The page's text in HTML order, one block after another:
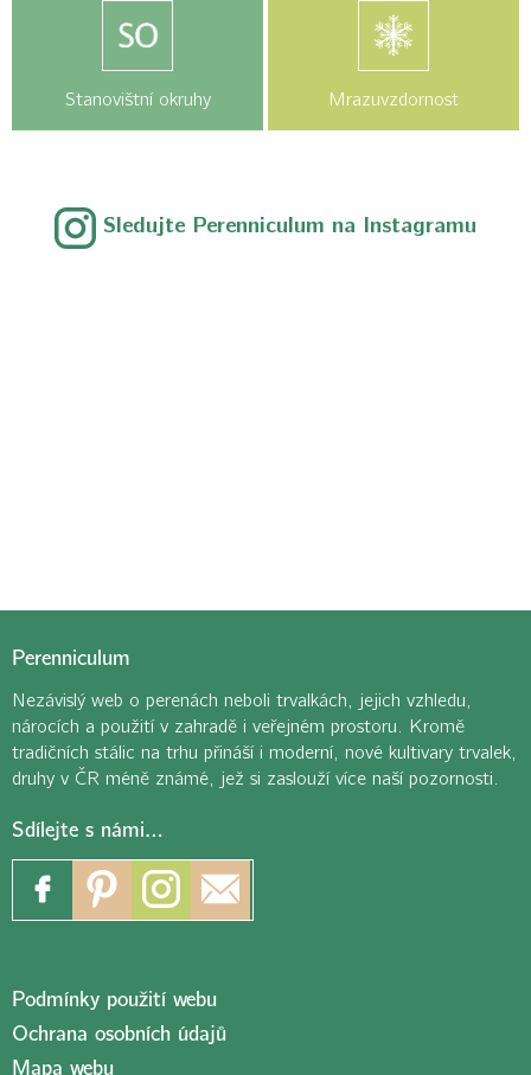
Stanovištní okruhy Mrazuvzdornost
Sledujte Perenniculum na Instagramu
Perenniculum
Nezávislý web o perenách neboli trvalkách, jejich vzhledu,
nárocích a použití v zahradě i veřejném prostoru. Kromě
tradičních stálic na trhu přináší i moderní, nové kultivary trvalek,
druhy v ČR méně známé, jež si zaslouží více naší pozornosti.
Sdílejte s námi…
Podmínky použití webu
Ochrana osobních údajů
Mapa webu